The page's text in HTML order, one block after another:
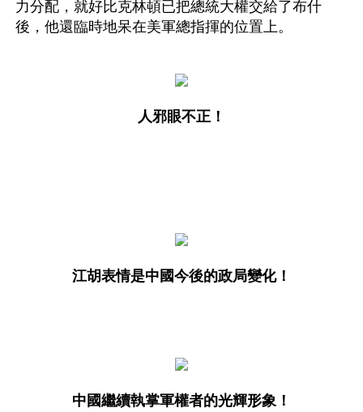
力分配，就好比克林頓已把總統大權交給了布什
後，他還臨時地呆在美軍總指揮的位置上。
人邪眼不正！
江胡表情是中國今後的政局變化！
中國繼續執掌軍權者的光輝形象！